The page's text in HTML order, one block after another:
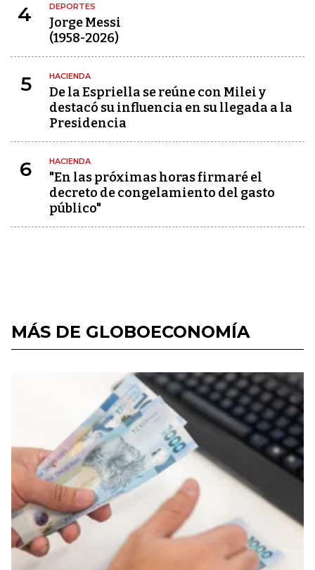
4 DEPORTES
Jorge Messi
(1958-2026)
5 HACIENDA
De la Espriella se reúne con Milei y
destacó su influencia en su llegada a la
Presidencia
6 HACIENDA
"En las próximas horas firmaré el
decreto de congelamiento del gasto
público"
MÁS DE GLOBOECONOMÍA